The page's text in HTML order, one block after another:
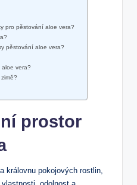
pro pěstování aloe vera?
pěstování aloe vera?
aloe vera?
prostor
královnu pokojových rostlin,